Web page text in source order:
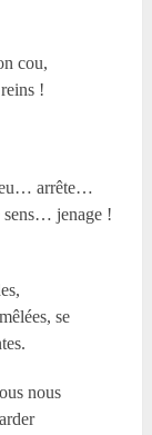
cou,
!
arrête…
jenage !
se
nous